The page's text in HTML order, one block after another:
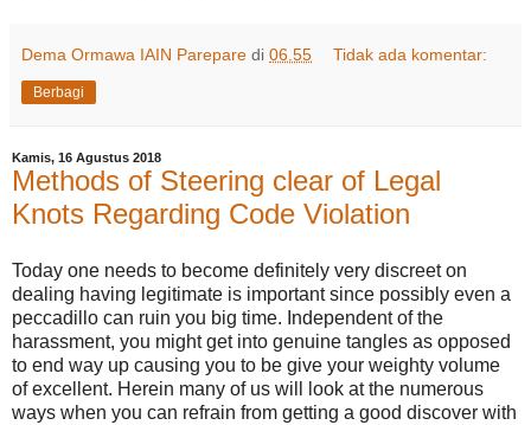
Dema Ormawa IAIN Parepare di 06.55 Tidak ada komentar:
Berbagi
Kamis, 16 Agustus 2018
Methods of Steering clear of Legal
Knots Regarding Code Violation
Today one needs to become definitely very discreet on
dealing having legitimate is important since possibly even a
peccadillo can ruin you big time. Independent of the
harassment, you might get into genuine tangles as opposed
to end way up causing you to be give your weighty volume
of excellent. Herein many of us will look at the numerous
ways when you can refrain from getting a good discover with